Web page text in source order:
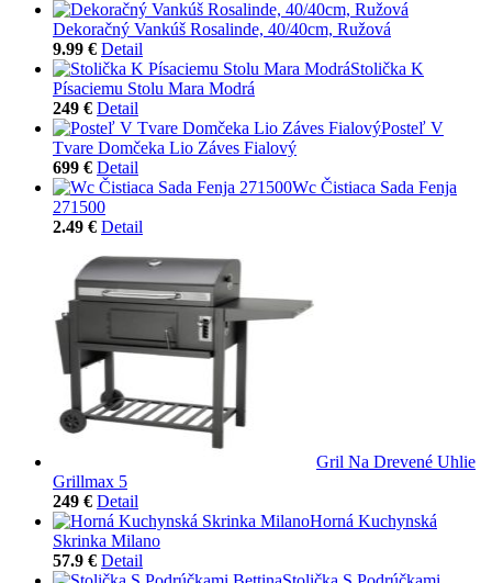
Dekoračný Vankúš Rosalinde, 40/40cm, Ružová
9.99 € Detail
Stolička K
Písaciemu Stolu Mara Modrá
249 € Detail
Posteľ V
Tvare Domčeka Lio Záves Fialový
699 € Detail
Wc Čistiaca Sada Fenja
271500
2.49 € Detail
Gril Na Drevené Uhlie
Grillmax 5
249 € Detail
Horná Kuchynská
Skrinka Milano
57.9 € Detail